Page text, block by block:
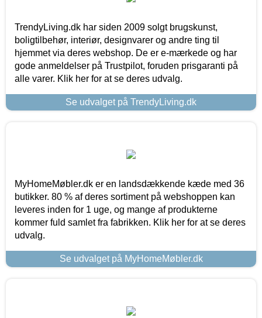
TrendyLiving.dk har siden 2009 solgt brugskunst,
boligtilbehør, interiør, designvarer og andre ting til
hjemmet via deres webshop. De er e-mærkede og har
gode anmeldelser på Trustpilot, foruden prisgaranti på
alle varer. Klik her for at se deres udvalg.
Se udvalget på TrendyLiving.dk
MyHomeMøbler.dk er en landsdækkende kæde med 36
butikker. 80 % af deres sortiment på webshoppen kan
leveres inden for 1 uge, og mange af produkterne
kommer fuld samlet fra fabrikken. Klik her for at se deres
udvalg.
Se udvalget på MyHomeMøbler.dk